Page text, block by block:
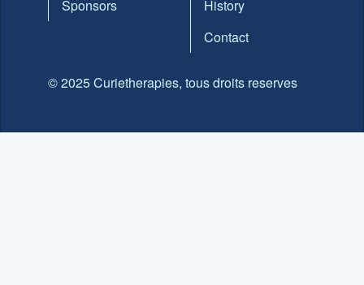
Sponsors
History
Contact
© 2025 Curietherapies, tous droits reserves